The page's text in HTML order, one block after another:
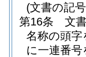
(文書の記
第16条
文
名称の頭
に一連番